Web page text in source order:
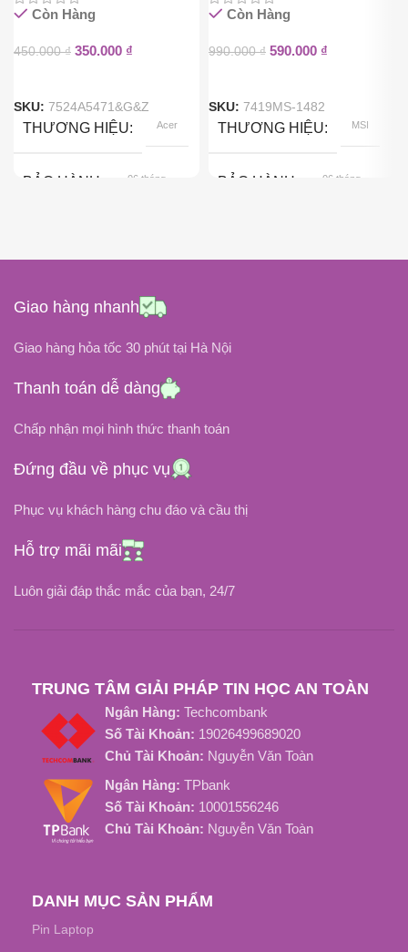
Còn Hàng
450.000₫ 350.000 ₫
SKU: 7524A5471&G&Z
THƯƠNG HIỆU Acer
BẢO HÀNH 06 tháng
ĐIỆN ÁP 11.1Volt
DUNG LƯỢNG PIN
NHIỆT ĐỘ HOẠT ĐỘNG
0độ C đến 60độ C
Từ 2 Đến 3 Tiếng
TUỔI THỌ PIN
Khoảng 500 Chu Kỳ Sạc
Còn Hàng
990.000₫ 590.000 ₫
SKU: 7419MS-1482
THƯƠNG HIỆU MSI
BẢO HÀNH 06 tháng
ĐIỆN ÁP
-20độ C đến 75độ C
Từ 2 Đến 3 Tiếng
TUỔI THỌ PIN
Khoảng 1000 Chu kỳ sạc
Giao hàng nhanh
Giao hàng hỏa tốc 30 phút tại Hà Nội
Thanh toán dễ dàng
Chấp nhận mọi hình thức thanh toán
Đứng đầu về phục vụ
Phục vụ khách hàng chu đáo và cầu thị
Hỗ trợ mãi mãi
Luôn giải đáp thắc mắc của bạn, 24/7
TRUNG TÂM GIẢI PHÁP TIN HỌC AN TOÀN
Ngân Hàng: Techcombank
Số Tài Khoản: 19026499689020
Chủ Tài Khoản: Nguyễn Văn Toàn
Ngân Hàng: TPbank
Số Tài Khoản: 10001556246
Chủ Tài Khoản: Nguyễn Văn Toàn
DANH MỤC SẢN PHẨM
Pin Laptop